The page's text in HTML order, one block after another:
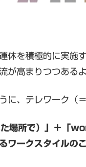
休を積極的に実施
が高まりつつあるよ
に、テレワーク（
場所で）」＋「
ワークスタイルのこ